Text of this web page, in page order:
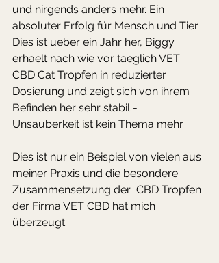
und nirgends anders mehr. Ein
absoluter Erfolg für Mensch und Tier.
Dies ist ueber ein Jahr her, Biggy
erhaelt nach wie vor taeglich VET
CBD Cat Tropfen in reduzierter
Dosierung und zeigt sich von ihrem
Befinden her sehr stabil -
Unsauberkeit ist kein Thema mehr.
Dies ist nur ein Beispiel von vielen aus
meiner Praxis und die besondere
Zusammensetzung der  CBD Tropfen
der Firma VET CBD hat mich
überzeugt.